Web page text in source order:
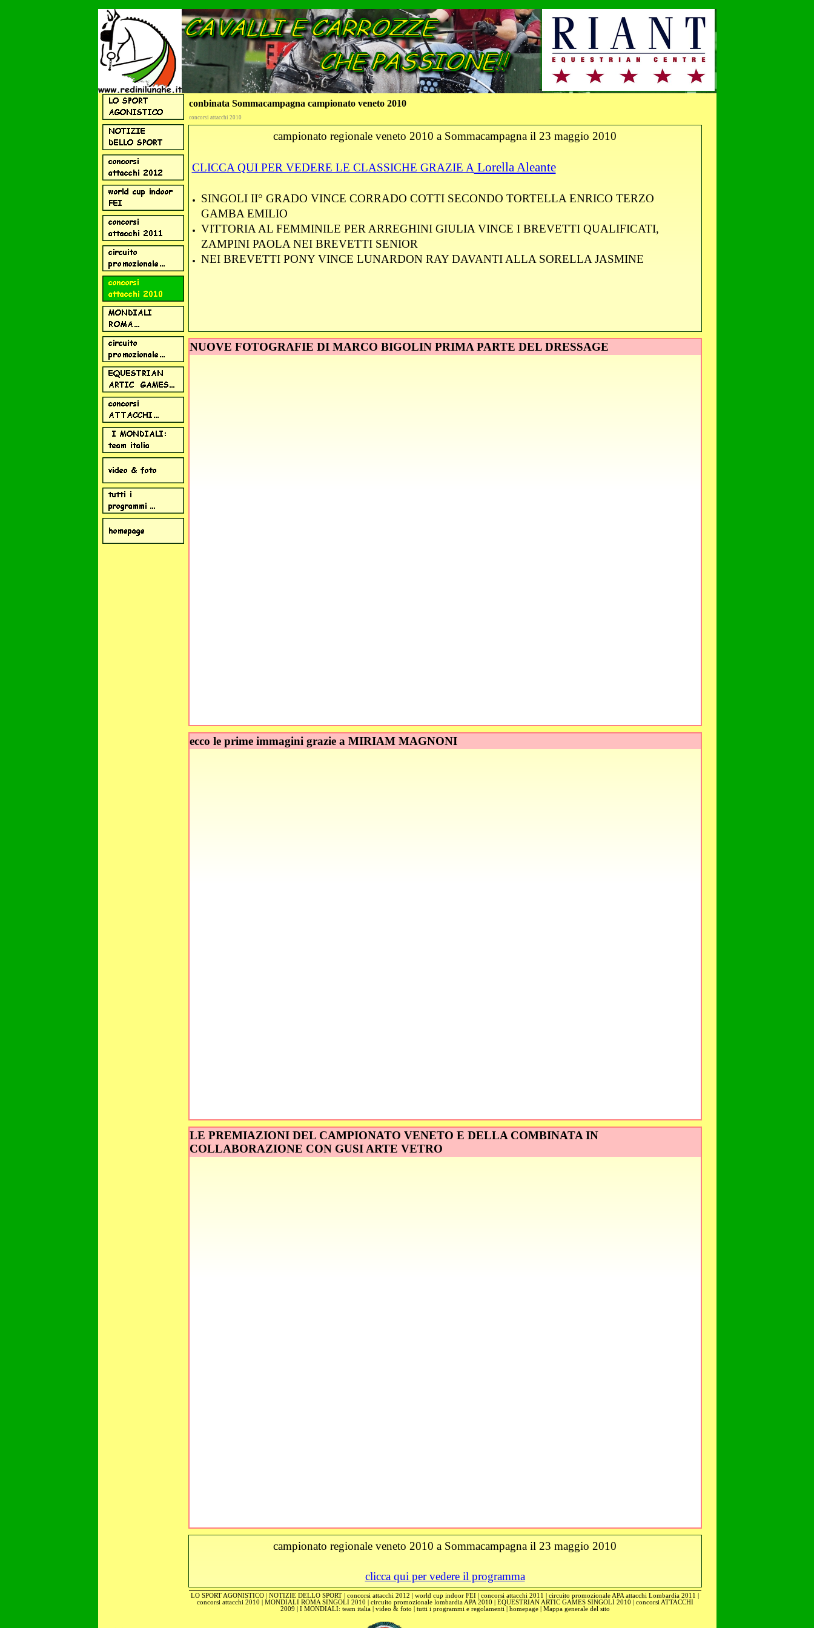
conbinata Sommacampagna campionato veneto 2010
concorsi attacchi 2010
campionato regionale veneto 2010 a Sommacampagna il 23 maggio 2010
CLICCA QUI PER VEDERE LE CLASSICHE GRAZIE ALorella Aleante
SINGOLI II° GRADO VINCE CORRADO COTTI SECONDO TORTELLA ENRICO TERZO
GAMBA EMILIO
VITTORIA AL FEMMINILE PER ARREGHINI GIULIA VINCE I BREVETTI QUALIFICATI,
ZAMPINI PAOLA NEI BREVETTI SENIOR
NEI BREVETTI PONY VINCE LUNARDON RAY DAVANTI ALLA SORELLA JASMINE
NUOVE FOTOGRAFIE DI MARCO BIGOLIN PRIMA PARTE DEL DRESSAGE
ecco le prime immagini grazie a MIRIAM MAGNONI
LE PREMIAZIONI DEL CAMPIONATO VENETO E DELLA COMBINATA IN
COLLABORAZIONE CON GUSI ARTE VETRO
campionato regionale veneto 2010 a Sommacampagna il 23 maggio 2010
clicca qui per vedere il programma
LO SPORT AGONISTICO NOTIZIE DELLO SPORT concorsi attacchi 2012 world cup indoor FEI concorsi attacchi 2011 circuito promozionale APA attacchi Lombardia 2011
concorsi attacchi 2010
MONDIALI ROMA SINGOLI 2010 circuito promozionale lombardia APA 2010 EQUESTRIAN ARTIC GAMES SINGOLI 2010
concorsi ATTACCHI
2009
I MONDIALI: team italia| video & foto tutti i programmi e regolamenti homepage| Mappa generale del sito